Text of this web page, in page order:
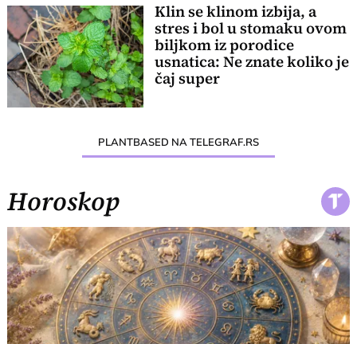
Klin se klinom izbija, a
stres i bol u stomaku ovom
biljkom iz porodice
usnatica: Ne znate koliko je
čaj super
PLANTBASED NA TELEGRAF.RS
Horoskop